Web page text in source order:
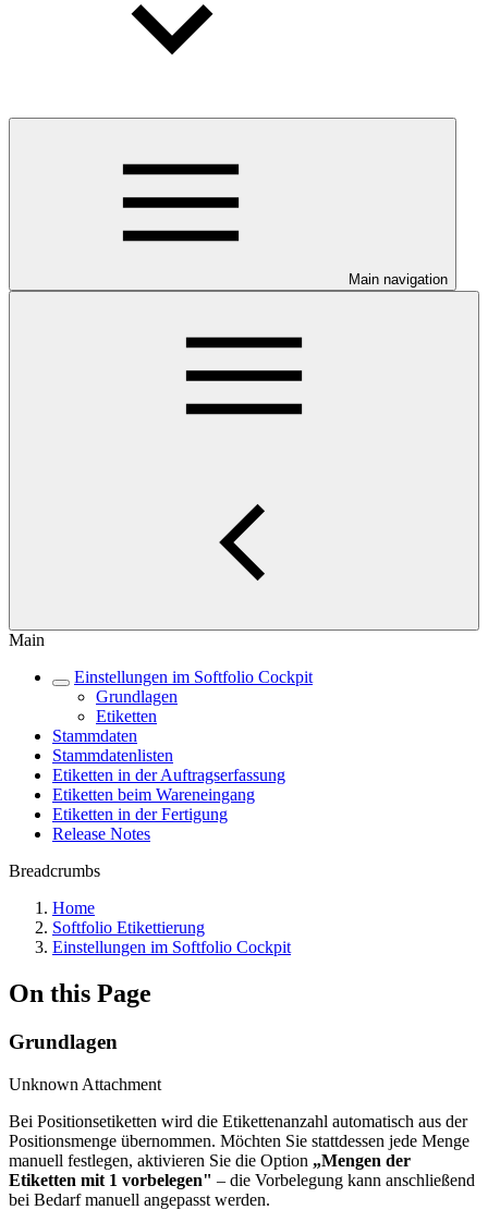
Main navigation
Main
Einstellungen im Softfolio Cockpit
Grundlagen
Etiketten
Stammdaten
Stammdatenlisten
Etiketten in der Auftragserfassung
Etiketten beim Wareneingang
Etiketten in der Fertigung
Release Notes
Breadcrumbs
Home
Softfolio Etikettierung
Einstellungen im Softfolio Cockpit
On this Page
Grundlagen
Unknown Attachment
Bei Positionsetiketten wird die Etikettenanzahl automatisch aus der
Positionsmenge übernommen. Möchten Sie stattdessen jede Menge
manuell festlegen, aktivieren Sie die Option „Mengen der
Etiketten mit 1 vorbelegen" – die Vorbelegung kann anschließend
bei Bedarf manuell angepasst werden.